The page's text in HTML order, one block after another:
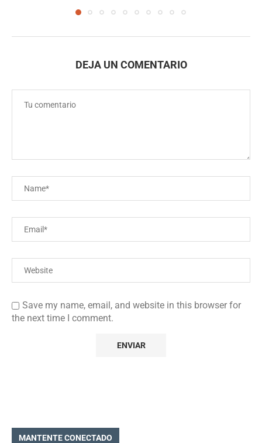
DEJA UN COMENTARIO
Save my name, email, and website in this browser for
the next time I comment.
MANTENTE CONECTADO